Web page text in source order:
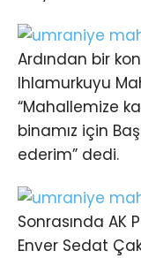
Ardından bir
Ihlamurkuyu
“Mahallemize
binamız için
ederim” dedi.
Sonrasında AK
Enver Sedat